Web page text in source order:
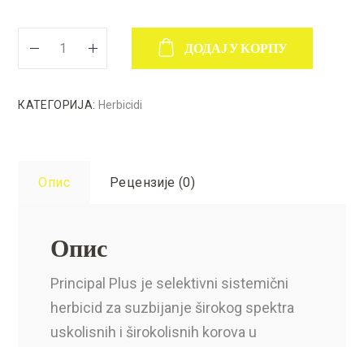
ДОДАЈ У КОРПУ
КАТЕГОРИЈА: Herbicidi
Опис Рецензије (0)
Опис
Principal Plus je selektivni sistemični
herbicid za suzbijanje širokog spektra
uskolisnih i širokolisnih korova u